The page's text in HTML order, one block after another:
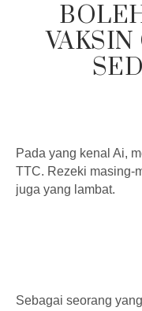
VAKSIN
Pada yang kenal Ai,
TTC. Rezeki masing-
juga yang lambat.
Sebagai seorang